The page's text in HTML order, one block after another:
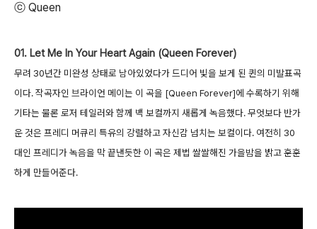
ⓒ Queen
01. Let Me In Your Heart Again (Queen Forever)
무려 30년간 미완성 상태로 남아있었다가 드디어 빛을 보게 된 퀸의 미발표곡
이다. 작곡자인 브라이언 메이는 이 곡을 [Queen Forever]에 수록하기 위해
기타는 물론 로저 테일러와 함께 백 보컬까지 새롭게 녹음했다. 무엇보다 반가
운 것은 프레디 머큐리 특유의 강렬하고 자신감 넘치는 보컬이다. 여전히 30
대인 프레디가 녹음을 막 끝낸듯한 이 곡은 제법 쌀쌀해진 가을밤을 밝고 훈훈
하게 만들어준다.